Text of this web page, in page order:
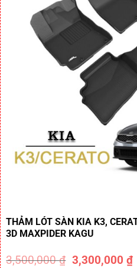
THẢM LÓT SÀN KIA K3,
3D MAXPIDER KAGU
3,500,000₫ 3,300,000₫